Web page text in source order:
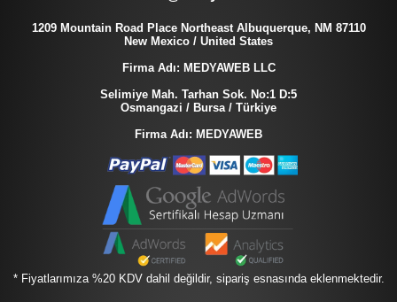
1209 Mountain Road Place Northeast Albuquerque, NM 87110
New Mexico / United States
Firma Adı: MEDYAWEB LLC
Selimiye Mah. Tarhan Sok. No:1 D:5
Osmangazi / Bursa / Türkiye
Firma Adı: MEDYAWEB
* Fiyatlarımıza %20 KDV dahil değildir, sipariş esnasında eklenmektedir.